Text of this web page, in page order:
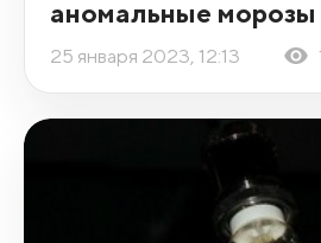
аномальные
25 января 2023, 12:13